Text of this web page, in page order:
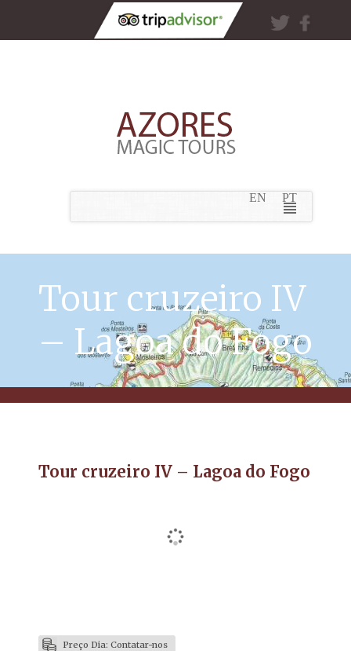
EN PT
Tour cruzeiro IV
– Lagoa do Fogo
Tour cruzeiro IV – Lagoa do Fogo
Preço Dia: Contatar-nos